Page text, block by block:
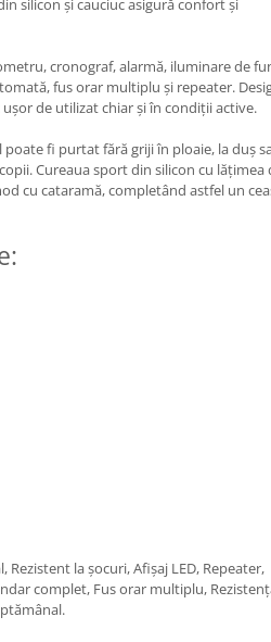
silicon și cauciuc asigură confort și
cronograf, alarmă, iluminare de
fus orar multiplu și repeater.
de utilizat chiar și în condiții active.
poate fi purtat fără griji în ploaie, la duș
Cureaua sport din silicon cu lățimea
cu cataramă, completând astfel un
la șocuri, Afișaj LED, Repeater,
complet, Fus orar multiplu,